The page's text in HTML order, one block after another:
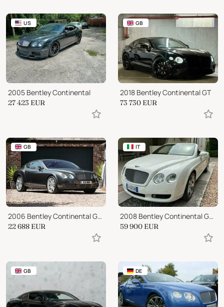
US
2005 Bentley Continental
27 423 EUR
GB
2018 Bentley Continental GT
73 730 EUR
GB
2006 Bentley Continental GT Diamond Edition
22 688 EUR
IT
2008 Bentley Continental GTC
59 900 EUR
GB DE